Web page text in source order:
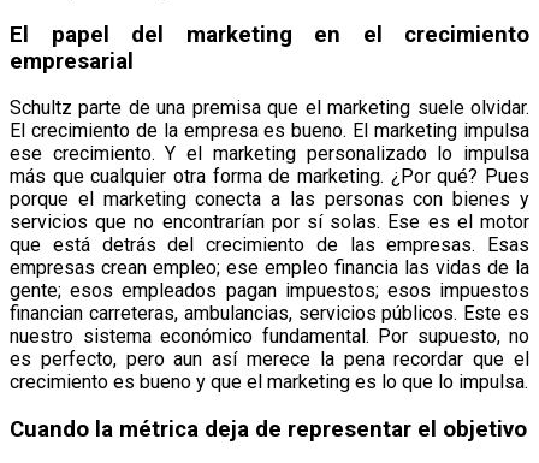
El papel del marketing en el crecimiento
empresarial
Schultz parte de una premisa que el marketing suele olvidar.
El crecimiento de la empresa es bueno. El marketing impulsa
ese crecimiento. Y el marketing personalizado lo impulsa
más que cualquier otra forma de marketing. ¿Por qué? Pues
porque el marketing conecta a las personas con bienes y
servicios que no encontrarían por sí solas. Ese es el motor
que está detrás del crecimiento de las empresas. Esas
empresas crean empleo; ese empleo financia las vidas de la
gente; esos empleados pagan impuestos; esos impuestos
financian carreteras, ambulancias, servicios públicos. Este es
nuestro sistema económico fundamental. Por supuesto, no
es perfecto, pero aun así merece la pena recordar que el
crecimiento es bueno y que el marketing es lo que lo impulsa.
Cuando la métrica deja de representar el objetivo